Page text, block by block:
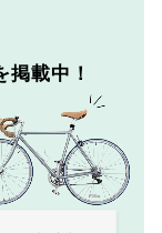
載中！